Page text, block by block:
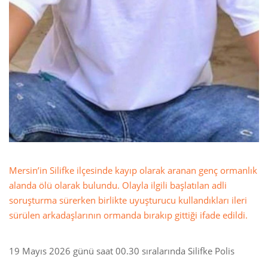
Mersin’in Silifke ilçesinde kayıp olarak aranan genç ormanlık
alanda ölü olarak bulundu. Olayla ilgili başlatılan adli
soruşturma sürerken birlikte uyuşturucu kullandıkları ileri
sürülen arkadaşlarının ormanda bırakıp gittiği ifade edildi.
19 Mayıs 2026 günü saat 00.30 sıralarında Silifke Polis